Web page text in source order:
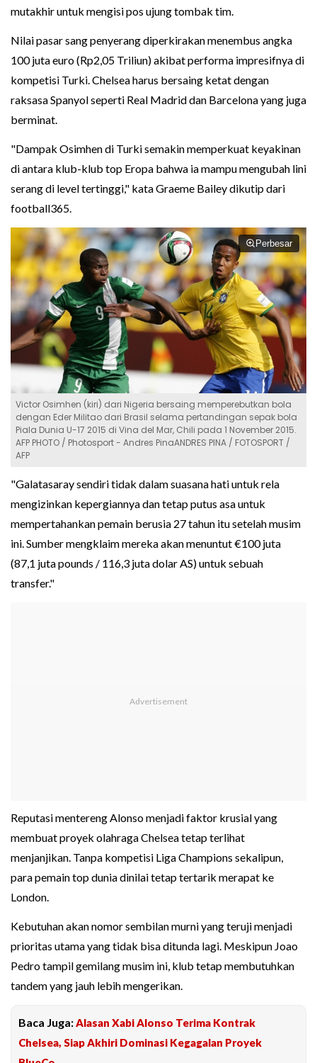
mutakhir untuk mengisi pos ujung tombak tim.
Nilai pasar sang penyerang diperkirakan menembus angka
100 juta euro (Rp2,05 Triliun) akibat performa impresifnya di
kompetisi Turki. Chelsea harus bersaing ketat dengan
raksasa Spanyol seperti Real Madrid dan Barcelona yang juga
berminat.
"Dampak Osimhen di Turki semakin memperkuat keyakinan
di antara klub-klub top Eropa bahwa ia mampu mengubah lini
serang di level tertinggi," kata Graeme Bailey dikutip dari
football365.
Perbesar
Victor Osimhen (kiri) dari Nigeria bersaing memperebutkan bola
dengan Eder Militao dari Brasil selama pertandingan sepak bola
Piala Dunia U-17 2015 di Vina del Mar, Chili pada 1 November 2015.
AFP PHOTO / Photosport - Andres PinaANDRES PINA / FOTOSPORT /
AFP
"Galatasaray sendiri tidak dalam suasana hati untuk rela
mengizinkan kepergiannya dan tetap putus asa untuk
mempertahankan pemain berusia 27 tahun itu setelah musim
ini. Sumber mengklaim mereka akan menuntut €100 juta
(87,1 juta pounds / 116,3 juta dolar AS) untuk sebuah
transfer."
Reputasi mentereng Alonso menjadi faktor krusial yang
membuat proyek olahraga Chelsea tetap terlihat
menjanjikan. Tanpa kompetisi Liga Champions sekalipun,
para pemain top dunia dinilai tetap tertarik merapat ke
London.
Kebutuhan akan nomor sembilan murni yang teruji menjadi
prioritas utama yang tidak bisa ditunda lagi. Meskipun Joao
Pedro tampil gemilang musim ini, klub tetap membutuhkan
tandem yang jauh lebih mengerikan.
Baca Juga:Alasan Xabi Alonso Terima Kontrak
Chelsea, Siap Akhiri Dominasi Kegagalan Proyek